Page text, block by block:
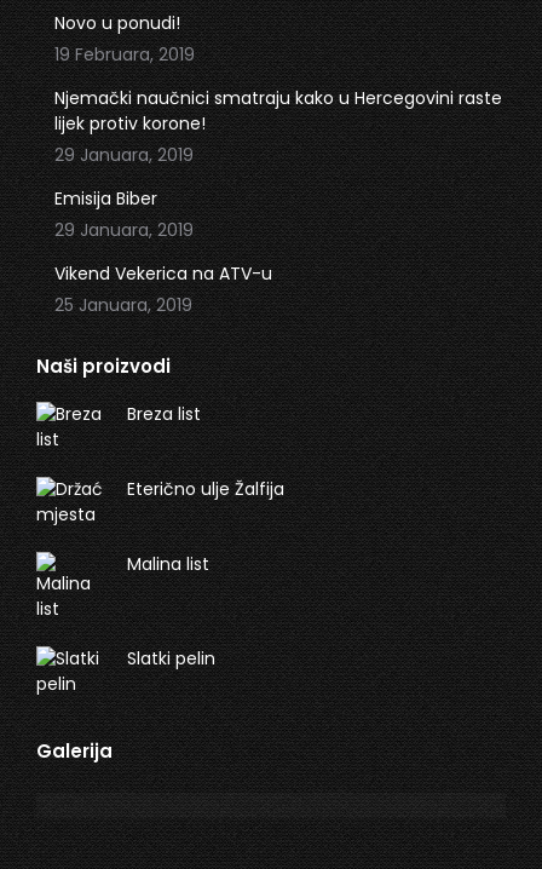
in
new
window
in
new
window
Novo u ponudi!
19 Februara, 2019
Njemački naučnici smatraju kako u Hercegovini raste
lijek protiv korone!
29 Januara, 2019
Emisija Biber
29 Januara, 2019
Vikend Vekerica na ATV-u
25 Januara, 2019
Naši proizvodi
Breza list
Eterično ulje Žalfija
Malina list
Slatki pelin
Galerija